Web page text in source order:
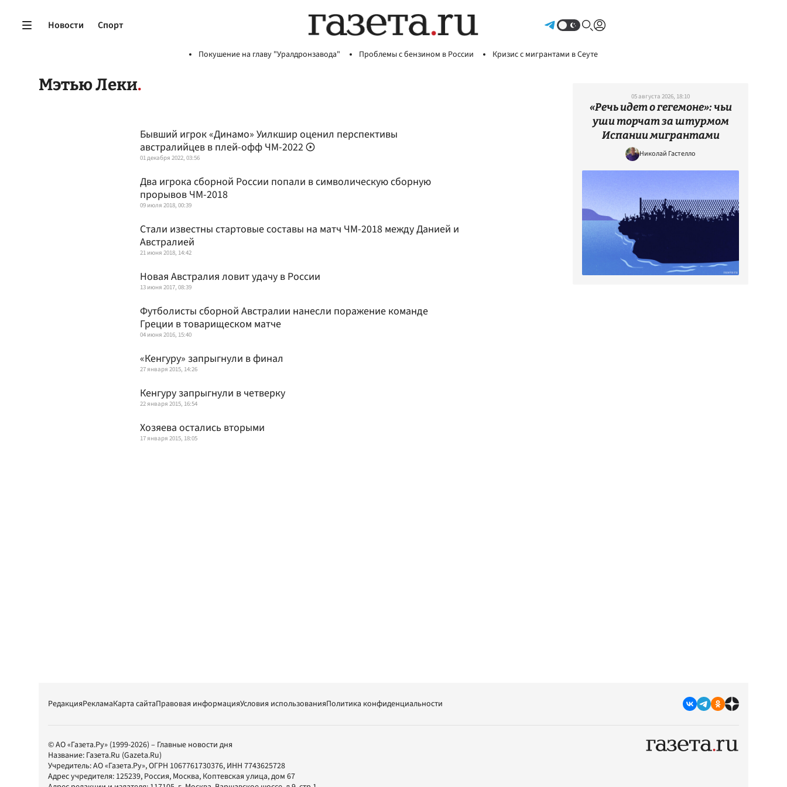
Новости Спорт
Покушение на главу "Уралдронзавода" Проблемы с бензином в России Кризис с мигрантами в Сеуте
Мэтью Леки
Бывший игрок «Динамо» Уилкшир оценил перспективы
австралийцев в плей-офф ЧМ-2022
01 декабря 2022, 03:56
Два игрока сборной России попали в символическую сборную
прорывов ЧМ-2018
09 июля 2018, 00:39
Стали известны стартовые составы на матч ЧМ-2018 между Данией и
Австралией
21 июня 2018, 14:42
Новая Австралия ловит удачу в России
13 июня 2017, 08:39
Футболисты сборной Австралии нанесли поражение команде
Греции в товарищеском матче
04 июня 2016, 15:40
«Кенгуру» запрыгнули в финал
27 января 2015, 14:26
Кенгуру запрыгнули в четверку
22 января 2015, 16:54
Хозяева остались вторыми
17 января 2015, 18:05
05 августа 2026, 18:10
«Речь идет о гегемоне»: чьи
уши торчат за штурмом
Испании мигрантами
Николай Гастелло
РедакцияРекламаКарта сайтаПравовая информацияУсловия использованияПолитика конфиденциальности
© АО «Газета.Ру» (1999-2026) – Главные новости дня
Название: Газета.Ru (Gazeta.Ru)
Учредитель:АО «Газета.Ру», ОГРН 1067761730376, ИНН 7743625728
Адрес учредителя: 125239, Россия, Москва, Коптевская улица, дом 67